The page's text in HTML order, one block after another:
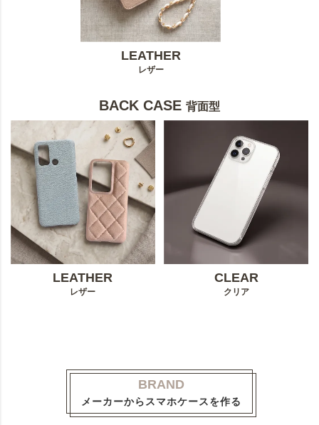
LEATHER
レザー
BACK CASE 背面型
LEATHER
レザー
CLEAR
クリア
BRAND
メーカーからスマホケースを作る